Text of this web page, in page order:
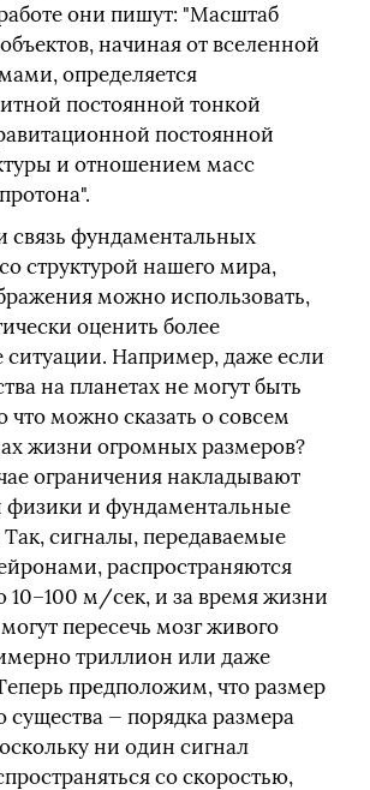
они пишут: "Масштаб
начиная от вселенной
определяется
постоянной тонкой
постоянной
и отношением масс
связь фундаментальных
структурой нашего мира,
можно использовать,
оценить более
ситуации. Например, даже если
на планетах не могут быть
что можно сказать о совсем
жизни огромных размеров?
ограничения накладывают
физики и фундаментальные
сигналы, передаваемые
распространяются
10–100 м/сек, и за время жизни
пересечь мозг живого
триллион или даже
предположим, что размер
существа — порядка размера
ни один сигнал
со скоростью,